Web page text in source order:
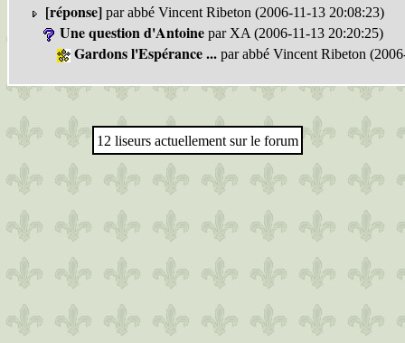
[réponse] par abbé Vincent Ribeton (2006-11-13 20:08:23)
Une question d'Antoine par XA (2006-11-13 20:20:25)
Gardons l'Espérance ... par abbé Vincent Ribeton
12 liseurs actuellement sur le forum